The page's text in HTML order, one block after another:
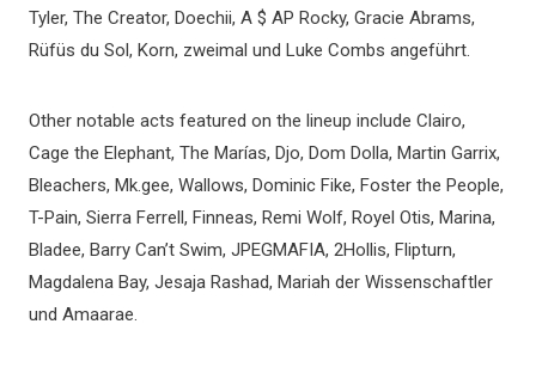
Tyler, The Creator, Doechii, A $ AP Rocky, Gracie Abrams,
Rüfüs du Sol, Korn, zweimal und Luke Combs angeführt.
Other notable acts featured on the lineup include Clairo,
Cage the Elephant, The Marías, Djo, Dom Dolla, Martin Garrix,
Bleachers, Mk.gee, Wallows, Dominic Fike, Foster the People,
T-Pain, Sierra Ferrell, Finneas, Remi Wolf, Royel Otis, Marina,
Bladee, Barry Can’t Swim, JPEGMAFIA, 2Hollis, Flipturn,
Magdalena Bay, Jesaja Rashad, Mariah der Wissenschaftler
und Amaarae.